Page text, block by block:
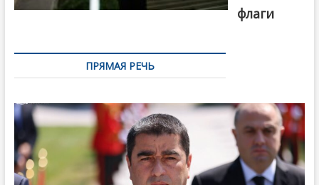
флаги
ПРЯМАЯ РЕЧЬ